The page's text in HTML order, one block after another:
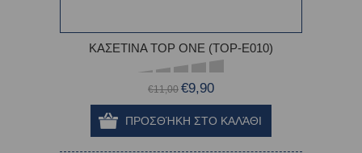
ΚΑΣΕΤΙΝΑ TOP ONE (TOP-E010)
€11,00 €9,90